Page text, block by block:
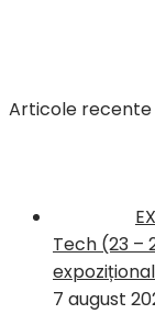
Articole recente
Tech (23
7 august